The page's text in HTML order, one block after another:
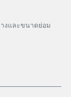
งและขนาดย่อม